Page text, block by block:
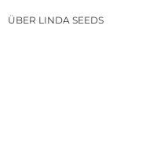
ÜBER LINDA SEEDS